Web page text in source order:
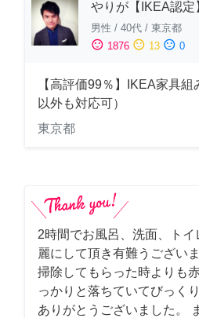
やりが【IKEA認定
男性 / 40代 / 東京都
sentiment_satisfied 1876 sentiment_neutral 13 sentiment_dissatisfied 0
【高評価99％】IKEA家具
以外も対応可）
東京都
2時間でお風呂、洗面、ト
麗にして頂き有難うござい
掃除してもらった時よりも
っかりと落ちていてびっく
ありがとうございました。